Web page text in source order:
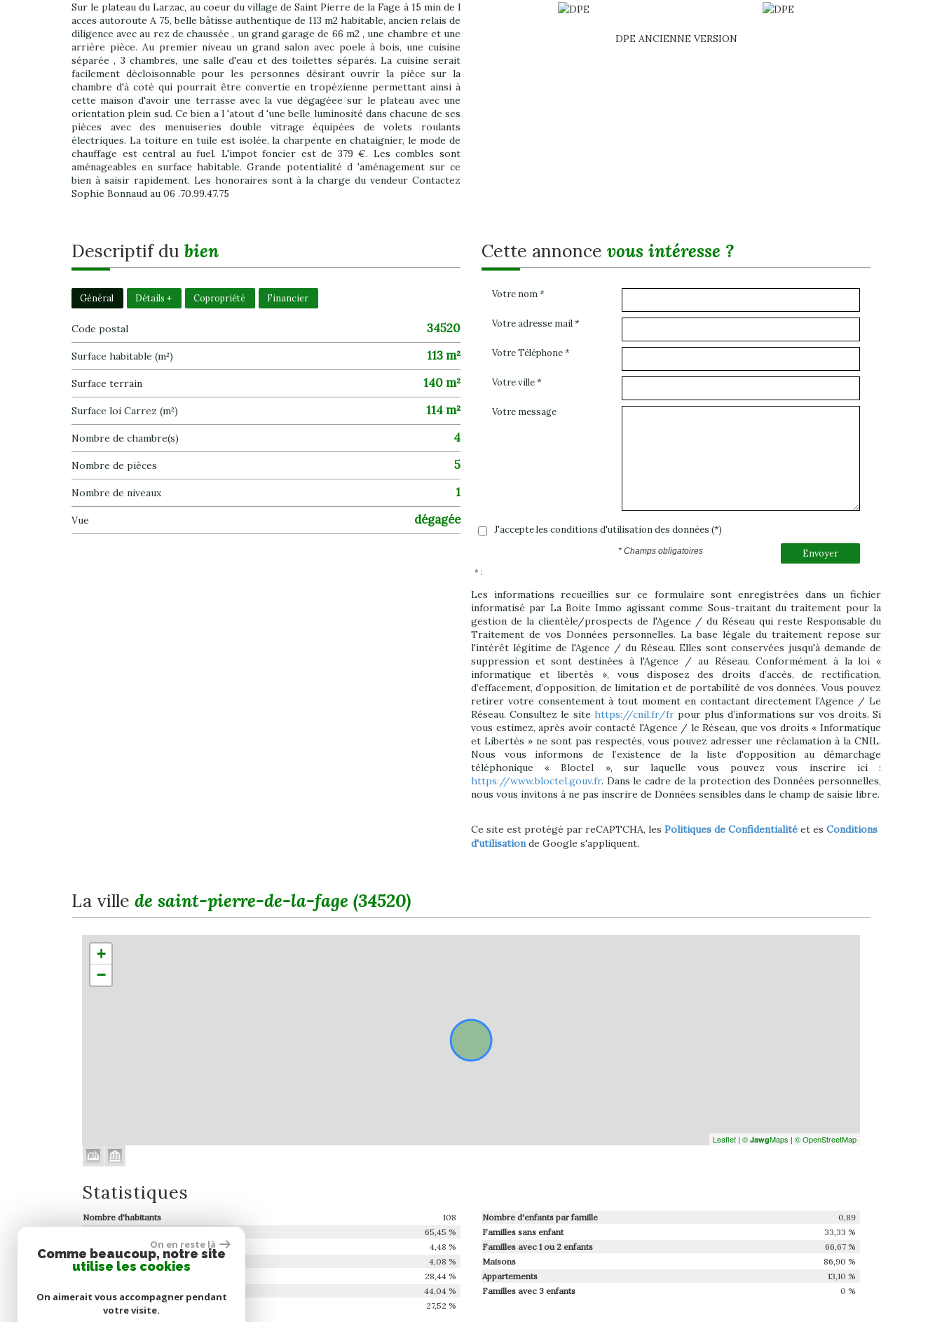
Sur le plateau du Larzac, au coeur du village de Saint Pierre de la Fage à 15 min de l
acces autoroute A 75, belle bâtisse authentique de 113 m2 habitable, ancien relais de
diligence avec au rez de chaussée , un grand garage de 66 m2 , une chambre et une
arrière pièce. Au premier niveau un grand salon avec poele à bois, une cuisine
séparée , 3 chambres, une salle d'eau et des toilettes séparés. La cuisine serait
facilement décloisonnable pour les personnes désirant ouvrir la pièce sur la
chambre d'à coté qui pourrait être convertie en tropézienne permettant ainsi à
cette maison d'avoir une terrasse avec la vue dégagéee sur le plateau avec une
orientation plein sud. Ce bien a l 'atout d 'une belle luminosité dans chacune de ses
pièces avec des menuiseries double vitrage équipées de volets roulants
électriques. La toiture en tuile est isolée, la charpente en chataignier, le mode de
chauffage est central au fuel. L'impot foncier est de 379 €. Les combles sont
aménageables en surface habitable. Grande potentialité d 'aménagement sur ce
bien à saisir rapidement. Les honoraires sont à la charge du vendeur Contactez
Sophie Bonnaud au 06 .70.99.47.75
DPE ANCIENNE VERSION
descriptif du bien
Général Détails + Copropriété Financier
Code postal 34520
Surface habitable (m²) 113 m²
surface terrain 140 m²
Surface loi Carrez (m²) 114 m²
Nombre de chambre(s) 4
Nombre de pièces 5
Nombre de niveaux 1
Vue dégagée
cette annonce vous intéresse ?
Votre nom *
Votre adresse mail *
Votre Téléphone *
Votre ville *
Votre message
J'accepte les conditions d'utilisation des données (*)
Envoyer
* Champs obligatoires
* :
Les informations recueillies sur ce formulaire sont enregistrées dans un fichier
informatisé par La Boite Immo agissant comme Sous-traitant du traitement pour la
gestion de la clientèle/prospects de l'Agence / du Réseau qui reste Responsable du
Traitement de vos Données personnelles. La base légale du traitement repose sur
l'intérêt légitime de l'Agence / du Réseau. Elles sont conservées jusqu'à demande de
suppression et sont destinées à l'Agence / au Réseau. Conformément à la loi «
informatique et libertés », vous disposez des droits d’accès, de rectification,
d’effacement, d’opposition, de limitation et de portabilité de vos données. Vous pouvez
retirer votre consentement à tout moment en contactant directement l’Agence / Le
Réseau. Consultez le site https://cnil.fr/frpour plus d’informations sur vos droits. Si
vous estimez, après avoir contacté l'Agence / le Réseau, que vos droits « Informatique
et Libertés » ne sont pas respectés, vous pouvez adresser une réclamation à la CNIL.
Nous vous informons de l’existence de la liste d'opposition au démarchage
téléphonique « Bloctel », sur laquelle vous pouvez vous inscrire ici :
https://www.bloctel.gouv.fr. Dans le cadre de la protection des Données personnelles,
nous vous invitons à ne pas inscrire de Données sensibles dans le champ de saisie libre.
Ce site est protégé par reCAPTCHA, les Politiques de Confidentialité et es Conditions
d'utilisationde Google s'appliquent.
la ville de saint-pierre-de-la-fage (34520)
+
−
Leaflet | © JawgMaps | © OpenStreetMap
Statistiques
Nombre d'habitants
108
65,45 %
Taxe habitation
4,48 %
Taxe foncière
4,08 %
28,44 %
44,04 %
Habitants de plus de 55 ans
27,52 %
Nombre d'enfants par famille
0,89
Familles sans enfant
33,33 %
Familles avec 1 ou 2 enfants
66,67 %
Maisons
86,90 %
Appartements
13,10 %
Familles avec 3 enfants
0 %
On en reste là
Comme beaucoup, notre site
utilise les cookies
On aimerait vous accompagner pendant
votre visite.